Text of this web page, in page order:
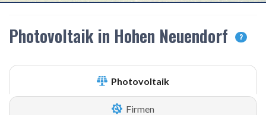
Photovoltaik in Hohen Neuendorf ?
Photovoltaik
Firmen